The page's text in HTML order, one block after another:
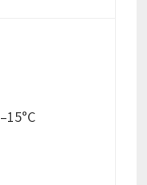
–15°С